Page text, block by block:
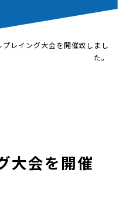
プレイング大会を開催致しまし
た。
大会を開催